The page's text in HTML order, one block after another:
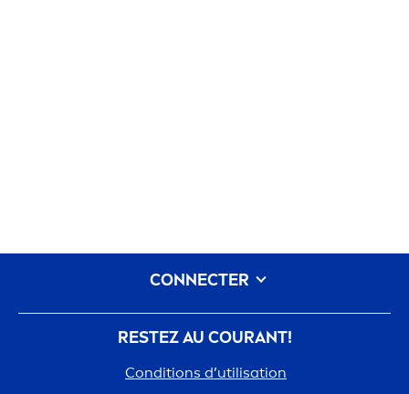
RESTEZ AU COURANT!
Conditions d’utilisation
CONNECTER